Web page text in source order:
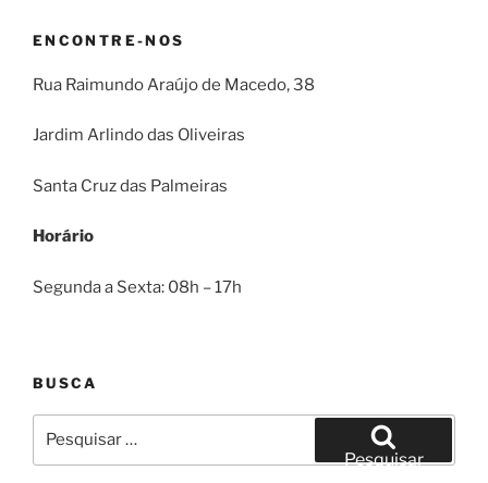
ENCONTRE-NOS
Rua Raimundo Araújo de Macedo, 38
Jardim Arlindo das Oliveiras
Santa Cruz das Palmeiras
Horário
Segunda a Sexta: 08h – 17h
BUSCA
por:
Pesquisar